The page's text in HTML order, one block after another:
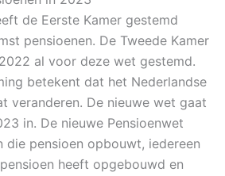
de Eerste Kamer gestemd
pensioenen. De Tweede Kamer
al voor deze wet gestemd.
betekent dat het Nederlandse
veranderen. De nieuwe wet gaat
in. De nieuwe Pensioenwet
die pensioen opbouwt, iedereen
heeft opgebouwd en